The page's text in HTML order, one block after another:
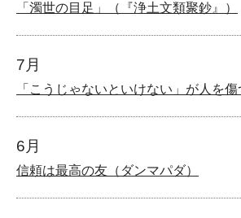
「濁世の目足」（『浄土文類聚鈔』）
7月
「こうじゃないといけない」が人を傷
6月
信頼は最高の友（ダンマパダ）